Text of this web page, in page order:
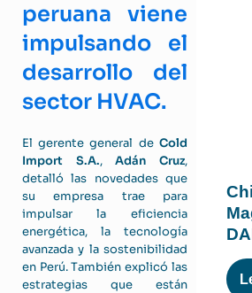
peruana viene
impulsando el
desarrollo del
sector HVAC.
El gerente general de Cold
Import S.A.,Adán Cruz,
detalló las novedades que
su empresa trae para
impulsar la eficiencia
energética, la tecnología
avanzada y la sostenibilidad
en Perú. También explicó las
estrategias que están